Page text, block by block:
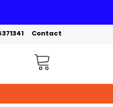
Contact
Winkelwagen